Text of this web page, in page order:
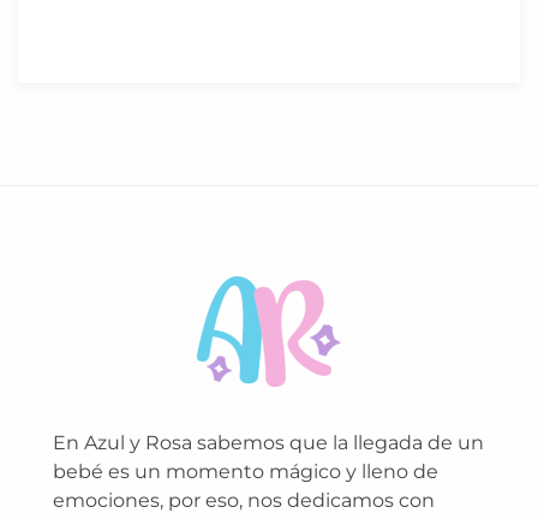
En Azul y Rosa sabemos que la llegada de un
bebé es un momento mágico y lleno de
emociones, por eso, nos dedicamos con